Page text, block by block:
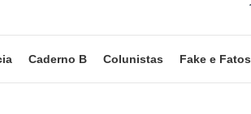
Caderno B Colunistas Fake e Fatos